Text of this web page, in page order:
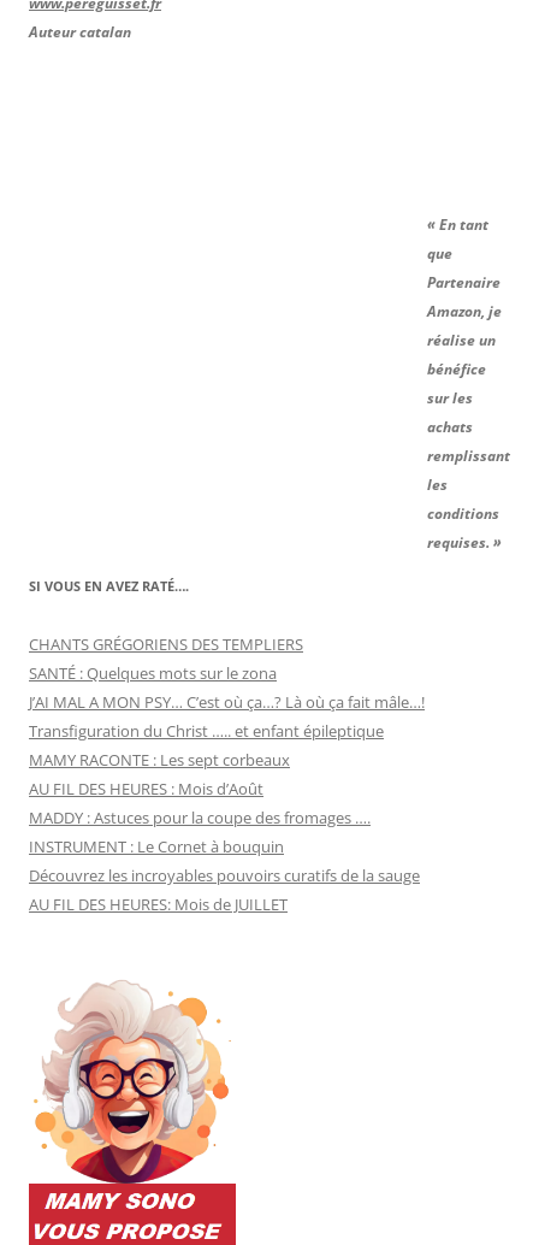
Auteur catalan
« En tant
que
Partenaire
Amazon, je
réalise un
bénéfice
sur les
achats
remplissant
les
conditions
requises. »
SI VOUS EN AVEZ RATÉ….
CHANTS GRÉGORIENS DES TEMPLIERS
SANTÉ : Quelques mots sur le zona
J’AI MAL A MON PSY… C’est où ça…? Là où ça fait mâle…!
Transfiguration du Christ ….. et enfant épileptique
MAMY RACONTE : Les sept corbeaux
AU FIL DES HEURES : Mois d’Août
MADDY : Astuces pour la coupe des fromages ….
INSTRUMENT : Le Cornet à bouquin
Découvrez les incroyables pouvoirs curatifs de la sauge
AU FIL DES HEURES: Mois de JUILLET